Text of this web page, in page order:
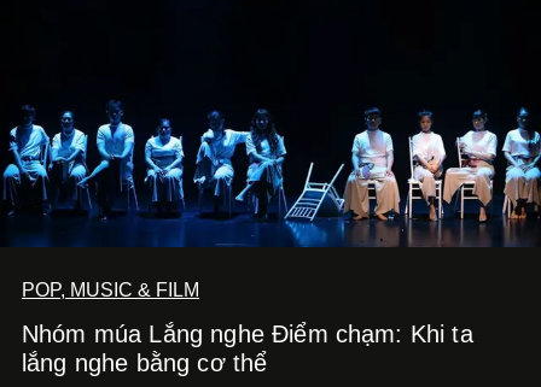
POP, MUSIC & FILM
Nhóm múa Lắng nghe Điểm chạm: Khi ta
lắng nghe bằng cơ thể